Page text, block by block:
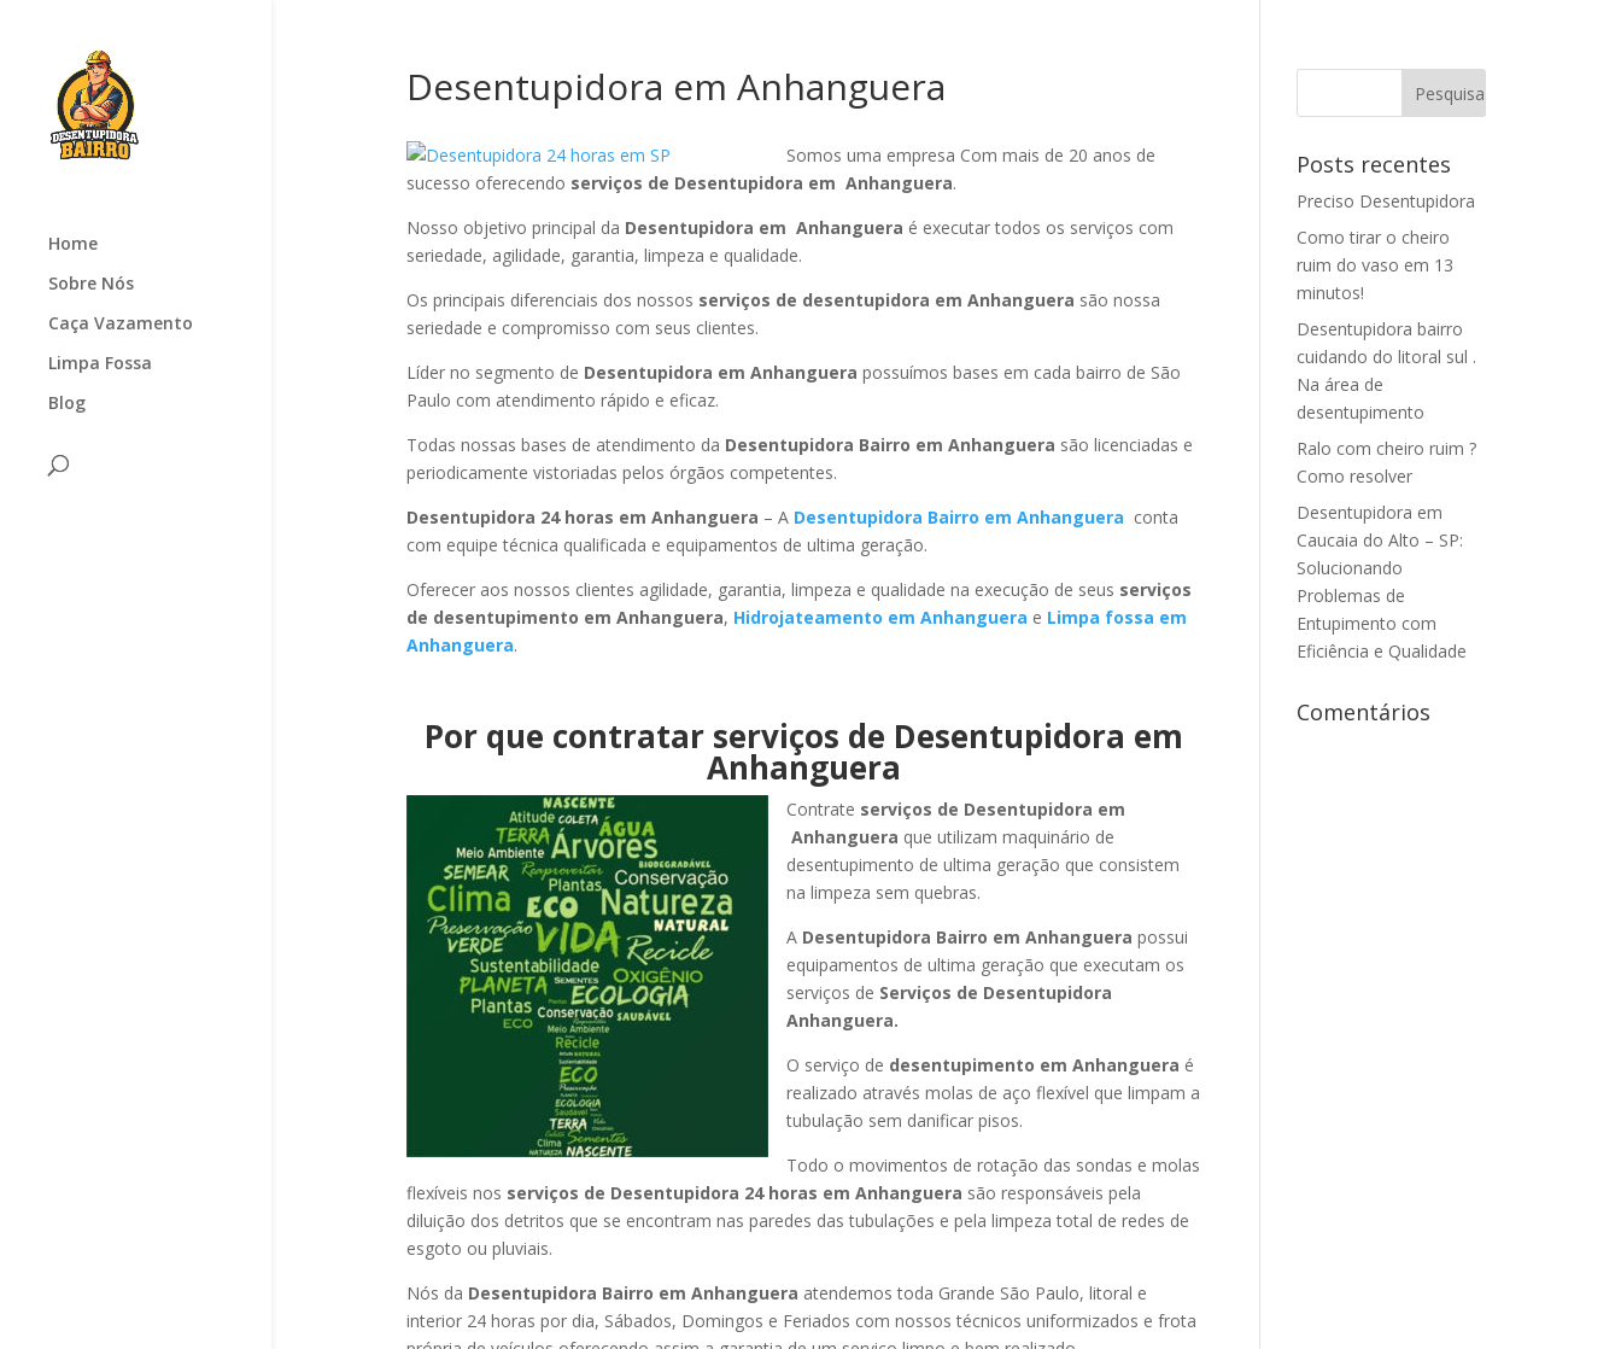
Home
Sobre Nós
Caça Vazamento
Limpa Fossa
Blog
Desentupidora em Anhanguera
Somos uma empresa Com mais de 20 anos de
sucesso oferecendo serviços de Desentupidora em Anhanguera.
Nosso objetivo principal da Desentupidora em Anhanguera é executar todos os serviços com
seriedade, agilidade, garantia, limpeza e qualidade.
Os principais diferenciais dos nossos serviços de desentupidora em Anhanguera são nossa
seriedade e compromisso com seus clientes.
Líder no segmento de Desentupidora em Anhanguera possuímos bases em cada bairro de São
Paulo com atendimento rápido e eficaz.
Todas nossas bases de atendimento da Desentupidora Bairro em Anhanguera são licenciadas e
periodicamente vistoriadas pelos órgãos competentes.
Desentupidora 24 horas em Anhanguera – A Desentupidora Bairro em Anhanguera conta
com equipe técnica qualificada e equipamentos de ultima geração.
Oferecer aos nossos clientes agilidade, garantia, limpeza e qualidade na execução de seus serviços
de desentupimento em Anhanguera, Hidrojateamento em Anhanguera e Limpa fossa em
Anhanguera.
Por que contratar serviços de Desentupidora em
Anhanguera
Contrate serviços de Desentupidora em
Anhanguera que utilizam maquinário de
desentupimento de ultima geração que consistem
na limpeza sem quebras.
A Desentupidora Bairro em Anhanguera possui
equipamentos de ultima geração que executam os
serviços de Serviços de Desentupidora
Anhanguera.
O serviço de desentupimento em Anhanguera é
realizado através molas de aço flexível que limpam a
tubulação sem danificar pisos.
Todo o movimentos de rotação das sondas e molas
flexíveis nos serviços de Desentupidora 24 horas em Anhanguera são responsáveis pela
diluição dos detritos que se encontram nas paredes das tubulações e pela limpeza total de redes de
esgoto ou pluviais.
Nós da Desentupidora Bairro em Anhanguera atendemos toda Grande São Paulo, litoral e
interior 24 horas por dia, Sábados, Domingos e Feriados com nossos técnicos uniformizados e frota
Posts recentes
Preciso Desentupidora
Como tirar o cheiro
ruim do vaso em 13
minutos!
Desentupidora bairro
cuidando do litoral sul .
Na área de
desentupimento
Ralo com cheiro ruim ?
Como resolver
Desentupidora em
Caucaia do Alto – SP:
Solucionando
Problemas de
Entupimento com
Eficiência e Qualidade
Comentários